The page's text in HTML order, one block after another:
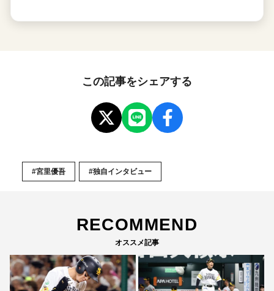
この記事をシェアする
#宮里優吾 #独自インタビュー
RECOMMEND
オススメ記事